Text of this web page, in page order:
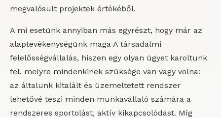
megvalósult projektek értékéből.
A mi esetünk annyiban más egyrészt, hogy már az
alaptevékenységünk maga A társadalmi
felelősségvállalás, hiszen egy olyan ügyet karoltunk
fel, melyre mindenkinek szüksége van vagy volna:
az általunk kitalált és üzemeltetett rendszer
lehetővé teszi minden munkavállaló számára a
rendszeres sportolást, aktív kikapcsolódást. Míg